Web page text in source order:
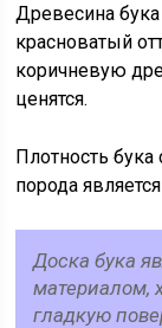
Древесина
красноватый
коричневую
ценятся.
Плотность
порода
Доска бука
материалом,
гладкую